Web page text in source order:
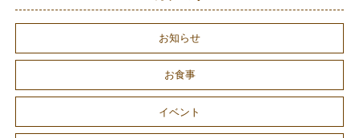
お知らせ
お食事
イベント